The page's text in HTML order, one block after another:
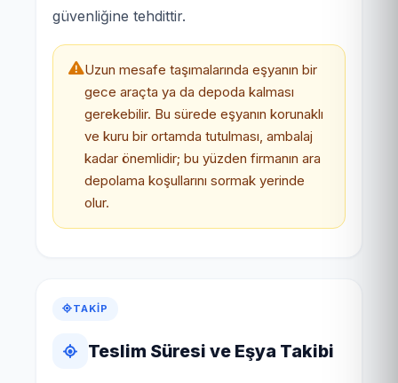
güvenliğine tehdittir.
Uzun mesafe taşımalarında eşyanın bir
gece araçta ya da depoda kalması
gerekebilir. Bu sürede eşyanın korunaklı
ve kuru bir ortamda tutulması, ambalaj
kadar önemlidir; bu yüzden firmanın ara
depolama koşullarını sormak yerinde
olur.
TAKIP
Teslim Süresi ve Eşya Takibi